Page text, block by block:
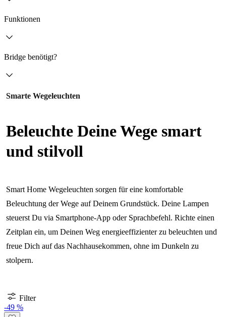
Funktionen
Bridge benötigt?
Smarte Wegeleuchten
Beleuchte Deine Wege smart
und stilvoll
Smart Home Wegeleuchten sorgen für eine komfortable
Beleuchtung der Wege auf Deinem Grundstück. Deine Lampen
steuerst Du via Smartphone-App oder Sprachbefehl. Richte einen
Zeitplan ein, um Deinen Weg energieeffizienter zu beleuchten und
freue Dich auf das Nachhausekommen, ohne im Dunkeln zu
stolpern.
Filter
-49 %